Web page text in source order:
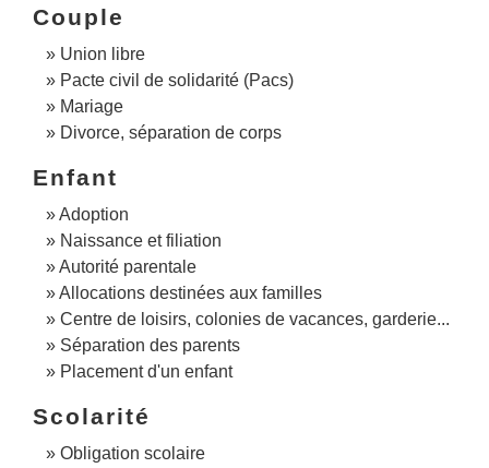
Couple
Union libre
Pacte civil de solidarité (Pacs)
Mariage
Divorce, séparation de corps
Enfant
Adoption
Naissance et filiation
Autorité parentale
Allocations destinées aux familles
Centre de loisirs, colonies de vacances, garderie...
Séparation des parents
Placement d'un enfant
Scolarité
Obligation scolaire